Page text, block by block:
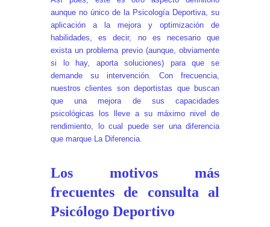
aunque no único de la Psicología Deportiva, su
aplicación a la mejora y optimización de
habilidades, es decir, no es necesario que
exista un problema previo (aunque, obviamente
si lo hay, aporta soluciones) para que se
demande su intervención. Con frecuencia,
nuestros clientes son deportistas que buscan
que una mejora de sus capacidades
psicológicas los lleve a su máximo nivel de
rendimiento, lo cual puede ser una diferencia
que marque La Diferencia.
Los motivos más
frecuentes de consulta al
Psicólogo Deportivo